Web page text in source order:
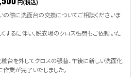
円(税込)
の際に洗面台の交換についてご相談くださいま
するに伴い、脱衣場のクロス張替もご依頼いた
台を外してクロスの張替、午後に新しい洗面化
業が完了いたしました。